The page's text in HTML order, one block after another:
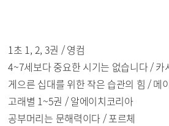
1초 1, 2, 3권 / 영컴
4~7세보다 중요한 시기는 없습니다 / 카
게으른 십대를 위한 작은 습관의 힘 / 메
고래별 1~5권 / 알에이치코리아
공부머리는 문해력이다 / 포르체